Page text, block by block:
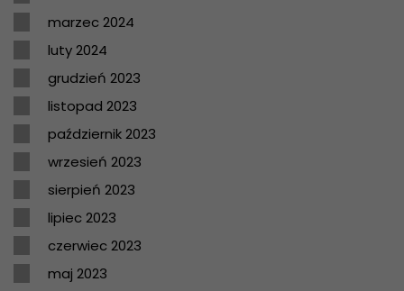
marzec 2024
luty 2024
grudzień 2023
listopad 2023
październik 2023
wrzesień 2023
sierpień 2023
lipiec 2023
czerwiec 2023
maj 2023